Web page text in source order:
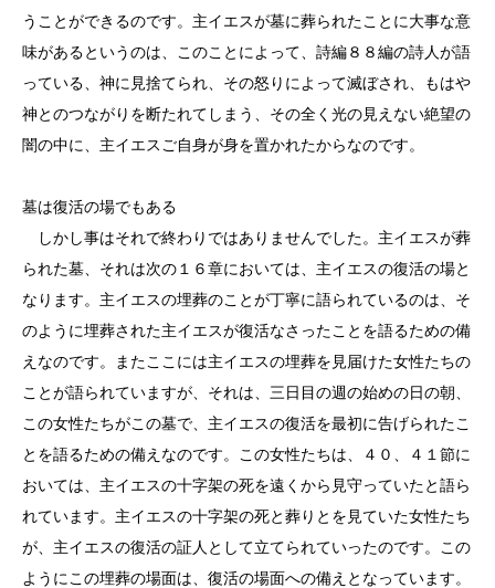
うことができるのです。主イエスが墓に葬られたことに大事な意
味があるというのは、このことによって、詩編８８編の詩人が語
っている、神に見捨てられ、その怒りによって滅ぼされ、もはや
神とのつながりを断たれてしまう、その全く光の見えない絶望の
闇の中に、主イエスご自身が身を置かれたからなのです。
墓は復活の場でもある
しかし事はそれで終わりではありませんでした。主イエスが葬
られた墓、それは次の１６章においては、主イエスの復活の場と
なります。主イエスの埋葬のことが丁寧に語られているのは、そ
のように埋葬された主イエスが復活なさったことを語るための備
えなのです。またここには主イエスの埋葬を見届けた女性たちの
ことが語られていますが、それは、三日目の週の始めの日の朝、
この女性たちがこの墓で、主イエスの復活を最初に告げられたこ
とを語るための備えなのです。この女性たちは、４０、４１節に
おいては、主イエスの十字架の死を遠くから見守っていたと語ら
れています。主イエスの十字架の死と葬りとを見ていた女性たち
が、主イエスの復活の証人として立てられていったのです。この
ようにこの埋葬の場面は、復活の場面への備えとなっています。